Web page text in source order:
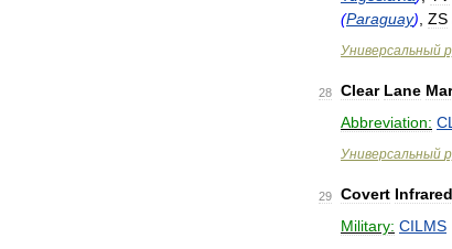
(Paraguay) ZS
Универсальный
28 Clear Lane
Abbreviation:
Универсальный
29 Covert Infrared
Military: CILMS